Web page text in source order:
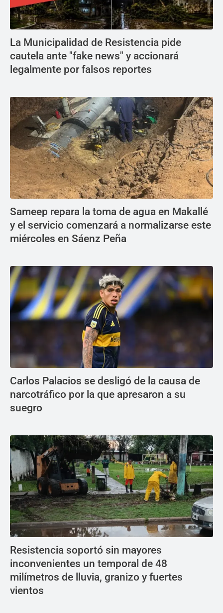
La Municipalidad de Resistencia pide
cautela ante "fake news" y accionará
legalmente por falsos reportes
Sameep repara la toma de agua en Makallé
y el servicio comenzará a normalizarse este
miércoles en Sáenz Peña
Carlos Palacios se desligó de la causa de
narcotráfico por la que apresaron a su
suegro
Resistencia soportó sin mayores
inconvenientes un temporal de 48
milímetros de lluvia, granizo y fuertes
vientos